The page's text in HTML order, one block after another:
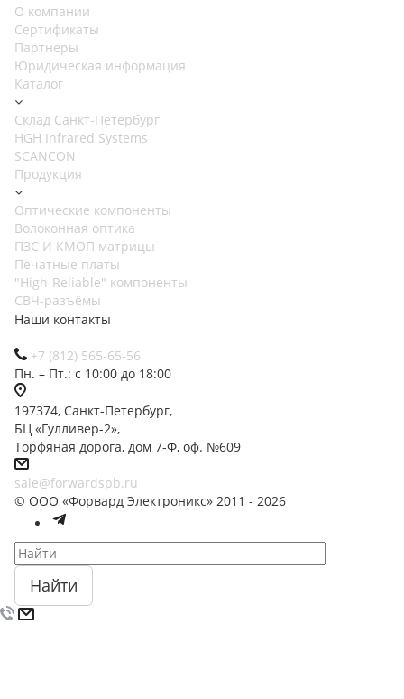
О компании
Сертификаты
Партнеры
Юридическая информация
Каталог
Cклад Санкт-Петербург
HGH Infrared Systems
SCANCON
Продукция
Оптические компоненты
Волоконная оптика
ПЗС И КМОП матрицы
Печатные платы
"High-Reliable" компоненты
СВЧ-разъёмы
Наши контакты
+7 (812) 565-65-56
Пн. – Пт.: с 10:00 до 18:00
197374, Санкт-Петербург,
БЦ «Гулливер-2»,
Торфяная дорога, дом 7-Ф, оф. №609
sale@forwardspb.ru
© ООО «Форвард Электроникс» 2011 - 2026
Найти